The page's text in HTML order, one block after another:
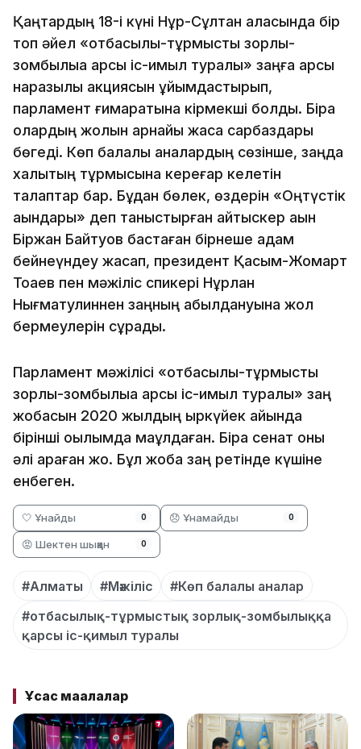
Қаңтардың 18-і күні Нұр-Сұлтан қаласында бір
топ әйел «отбасылық-тұрмыстық зорлық-
зомбылыққа қарсы іс-қимыл туралы» заңға қарсы
наразылық акциясын ұйымдастырып,
парламент ғимаратына кірмекші болды. Бірақ
олардың жолын арнайы жасақ сарбаздары
бөгеді. Көп балалы аналардың сөзінше, заңда
халықтың тұрмысына кереғар келетін
талаптар бар. Бұдан бөлек, өздерін «Оңтүстік
ақындары» деп таныстырған айтыскер ақын
Біржан Байтуов бастаған бірнеше адам
бейнеүндеу жасап, президент Қасым-Жомарт
Тоқаев пен мәжіліс спикері Нұрлан
Нығматулиннен заңның қабылдануына жол
бермеулерін сұрады.
Парламент мәжілісі «отбасылық-тұрмыстық
зорлық-зомбылыққа қарсы іс-қимыл туралы» заң
жобасын 2020 жылдың қыркүйек айында
бірінші оқылымда мақұлдаған. Бірақ сенат оны
әлі қараған жоқ. Бұл жоба заң ретінде күшіне
енбеген.
🤍 Ұнайды 0 😞 Ұнамайды 0
😡 Шектен шыққан 0
#Алматы #Мәжіліс
#Көп балалы аналар
#отбасылық-тұрмыстық зорлық-зомбылыққа
қарсы іс-қимыл туралы
Ұқсас мақалалар